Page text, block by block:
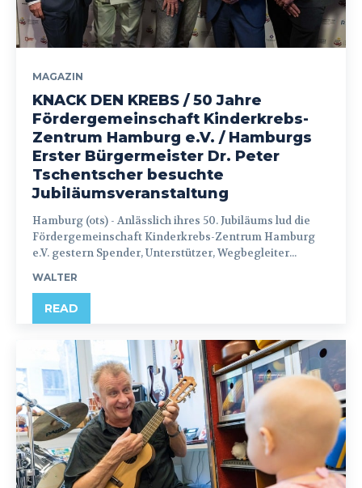
MAGAZIN
KNACK DEN KREBS / 50 Jahre
Fördergemeinschaft Kinderkrebs-
Zentrum Hamburg e.V. / Hamburgs
Erster Bürgermeister Dr. Peter
Tschentscher besuchte
Jubiläumsveranstaltung
Hamburg (ots) - Anlässlich ihres 50. Jubiläums lud die
Fördergemeinschaft Kinderkrebs-Zentrum Hamburg
e.V. gestern Spender, Unterstützer, Wegbegleiter...
WALTER
READ